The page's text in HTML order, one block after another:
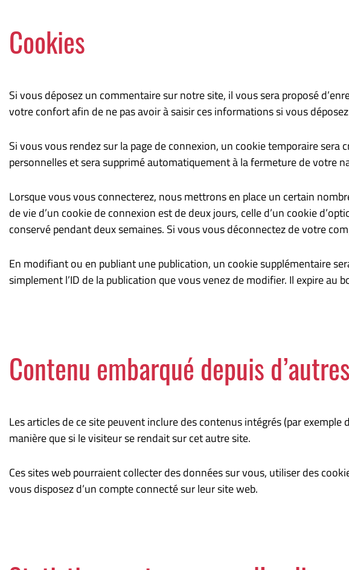
Cookies
Si vous déposez un commentaire sur notre site, il vous sera proposé
votre confort afin de ne pas avoir à saisir ces informations si vous
Si vous vous rendez sur la page de connexion, un cookie temporaire
personnelles et sera supprimé automatiquement à la fermeture de votre
Lorsque vous vous connecterez, nous mettrons en place un certain
de vie d’un cookie de connexion est de deux jours, celle d’un cookie
conservé pendant deux semaines. Si vous vous déconnectez de votre
En modifiant ou en publiant une publication, un cookie supplémentaire
simplement l’ID de la publication que vous venez de modifier. Il expire au
Contenu embarqué depuis
Les articles de ce site peuvent inclure des contenus intégrés (par
manière que si le visiteur se rendait sur cet autre site.
Ces sites web pourraient collecter des données sur vous, utiliser des
vous disposez d’un compte connecté sur leur site web.